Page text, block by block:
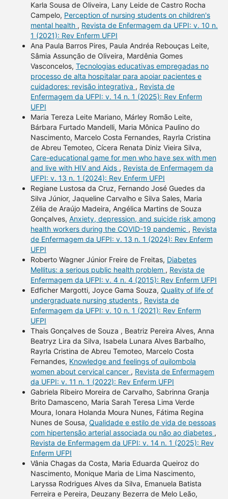
Karla Sousa de Oliveira, Lany Leide de Castro Rocha
Campelo, Perception of nursing students on children's
mental health , Revista de Enfermagem da UFPI: v. 10 n.
1 (2021): Rev Enferm UFPI
Ana Paula Barros Pires, Paula Andréa Rebouças Leite,
Sâmia Assunção de Oliveira, Mardênia Gomes
Vasconcelos, Tecnologias educativas empregadas no
processo de alta hospitalar para apoiar pacientes e
cuidadores: revisão integrativa , Revista de
Enfermagem da UFPI: v. 14 n. 1 (2025): Rev Enferm
UFPI
Maria Tereza Leite Mariano, Márley Romão Leite,
Bárbara Furtado Mandelli, Maria Mônica Paulino do
Nascimento, Marcelo Costa Fernandes, Rayrla Cristina
de Abreu Temoteo, Cícera Renata Diniz Vieira Silva,
Care-educational game for men who have sex with men
and live with HIV and Aids , Revista de Enfermagem da
UFPI: v. 13 n. 1 (2024): Rev Enferm UFPI
Regiane Lustosa da Cruz, Fernando José Guedes da
Silva Júnior, Jaqueline Carvalho e Silva Sales, Maria
Zélia de Araújo Madeira, Angélica Martins de Souza
Gonçalves, Anxiety, depression, and suicide risk among
health workers during the COVID-19 pandemic , Revista
de Enfermagem da UFPI: v. 13 n. 1 (2024): Rev Enferm
UFPI
Roberto Wagner Júnior Freire de Freitas, Diabetes
Mellitus: a serious public health problem , Revista de
Enfermagem da UFPI: v. 4 n. 4 (2015): Rev Enferm UFPI
Edficher Margotti, Joyce Gama Souza, Quality of life of
undergraduate nursing students , Revista de
Enfermagem da UFPI: v. 10 n. 1 (2021): Rev Enferm
UFPI
Thais Gonçalves de Souza , Beatriz Pereira Alves, Anna
Beatryz Lira da Silva, Isabela Lunara Alves Barbalho,
Rayrla Cristina de Abreu Temoteo, Marcelo Costa
Fernandes, Knowledge and feelings of quilombola
women about cervical cancer , Revista de Enfermagem
da UFPI: v. 11 n. 1 (2022): Rev Enferm UFPI
Gabriela Ribeiro Moreira de Carvalho, Sabrinna Granja
Brito Damasceno, Maria Sarah Teresa Lima Verde
Moura, Ionara Holanda Moura Nunes, Fátima Regina
Nunes de Sousa, Qualidade e estilo de vida de pessoas
com hipertensão arterial associada ou não ao diabetes ,
Revista de Enfermagem da UFPI: v. 14 n. 1 (2025): Rev
Enferm UFPI
Vânia Chagas da Costa, Maria Eduarda Queiroz do
Nascimento, Monique Maria de Lima Nascimento,
Laryssa Rodrigues Alves da Silva, Emanuela Batista
Ferreira e Pereira, Deuzany Bezerra de Melo Leão,